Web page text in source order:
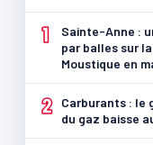
1
Sainte-Anne :
par balles sur
Moustique en
2
Carburants : le
du gaz baisse